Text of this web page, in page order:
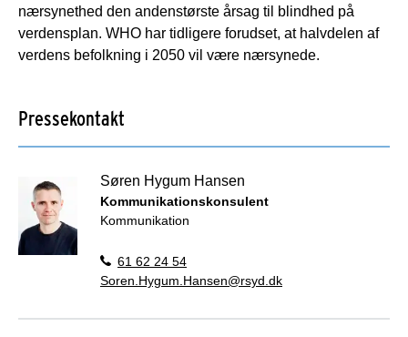
nærsynethed den andenstørste årsag til blindhed på
verdensplan. WHO har tidligere forudset, at halvdelen af
verdens befolkning i 2050 vil være nærsynede.
Pressekontakt
Søren Hygum Hansen
Kommunikationskonsulent
Kommunikation
61 62 24 54
Soren.Hygum.Hansen@rsyd.dk